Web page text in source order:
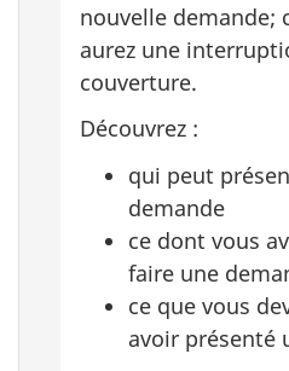
nouvelle demande;
aurez une
couverture.
Découvrez :
qui peut
demande
ce dont vous
faire une
ce que vous
avoir présenté